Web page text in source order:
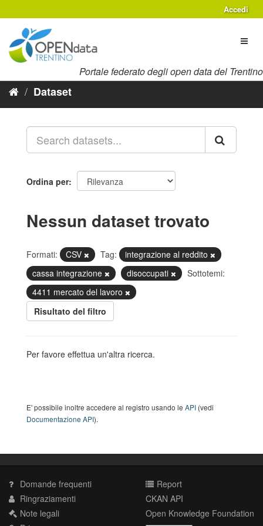
al
contenuto
Accedi
Portale federato degli open data del Trentino
Dataset
Ordina per
Nessun dataset trovato
Formati: CSV Tag:
integrazione al reddito
cassa integrazione
disoccupati
Sottotemi:
4411 mercato del lavoro
Risultato del filtro
Per favore effettua un'altra ricerca.
E' possibile inoltre accedere al registro usando le API (vedi
Documentazione API).
Domande frequenti
Ringraziamenti
Note legali
Report
CKAN API
Open Knowledge Foundation